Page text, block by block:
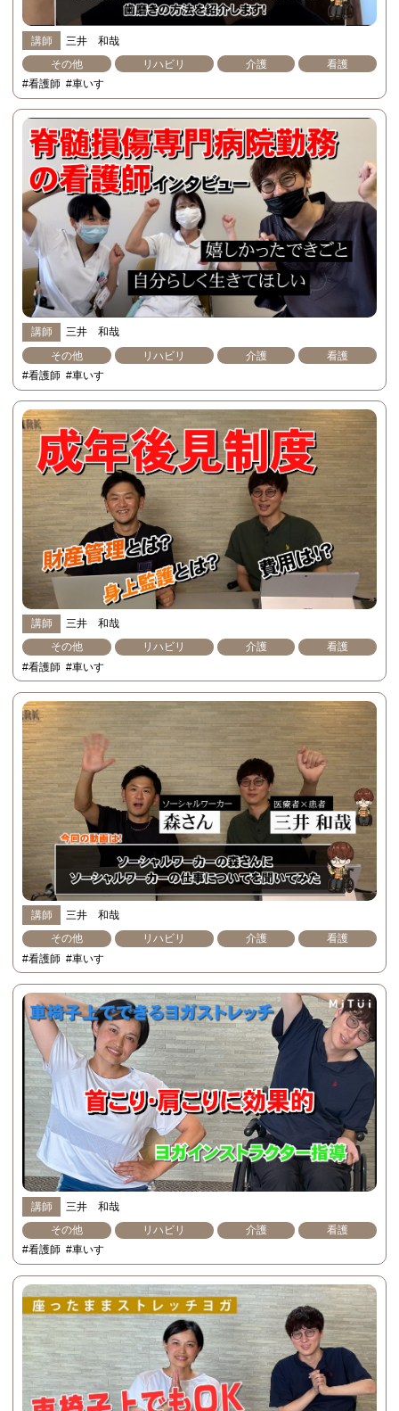
講師
三井 和哉
その他
リハビリ 介護
看護
#看護師 #車いす
講師
三井 和哉
その他
リハビリ 介護
看護
#看護師 #車いす
講師
三井 和哉
その他
リハビリ 介護
看護
#看護師 #車いす
講師
三井 和哉
その他
リハビリ 介護
看護
#看護師 #車いす
講師
三井 和哉
その他
リハビリ 介護
看護
#看護師 #車いす